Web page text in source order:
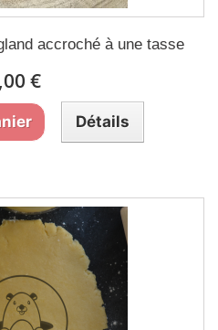
accroché à une tasse
€
Détails